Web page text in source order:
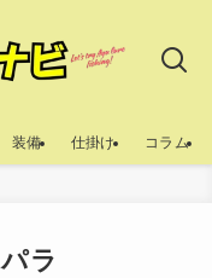
装備 仕掛け コラム
ラ